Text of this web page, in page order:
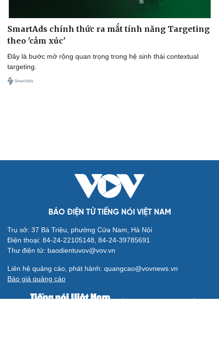
SmartAds chính thức ra mắt tính năng Targeting
theo 'cảm xúc'
Đây là bước mở rộng quan trọng trong hệ sinh thái contextual
targeting.
BÁO ĐIỆN TỬ TIẾNG NÓI VIỆT NAM
Trụ sở: 37 Bà Triệu, phường Cửa Nam, Hà Nội
Điện thoại: 84-24-22105148, 84-24-39785691
Thư điện tử: baodientuvov@vov.vn
Liên hệ quảng cáo, phát hành: quangcao@vovnews.vn
Báo giá quảng cáo
Báo in xuất bản thứ Năm hàng tuần